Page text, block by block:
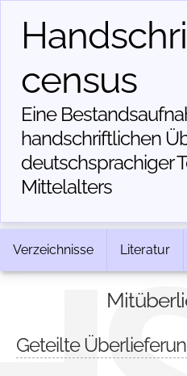
census
Eine
handschriftlichen
deutschsprachiger
Mittelalters
Verzeichnisse Literatur
Geteilte